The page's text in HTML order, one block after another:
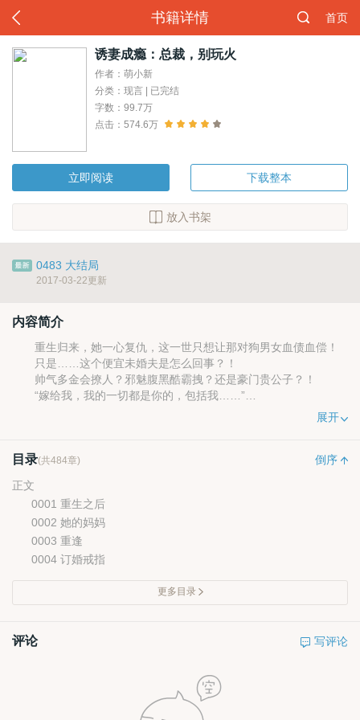
书籍详情 首页
诱妻成瘾：总裁，别玩火
作者：萌小新
分类：现言 | 已完结
字数：99.7万
点击：574.6万
立即阅读 下载整本
放入书架
0483 大结局
2017-03-22更新
内容简介
重生归来，她一心复仇，这一世只想让那对狗男女血债血偿！
只是……这个便宜未婚夫是怎么回事？！
帅气多金会撩人？邪魅腹黑酷霸拽？还是豪门贵公子？！
“嫁给我，我的一切都是你的，包括我……”
展开
目录(共484章)
倒序
正文
0001 重生之后
0002 她的妈妈
0003 重逢
0004 订婚戒指
更多目录
评论 写评论